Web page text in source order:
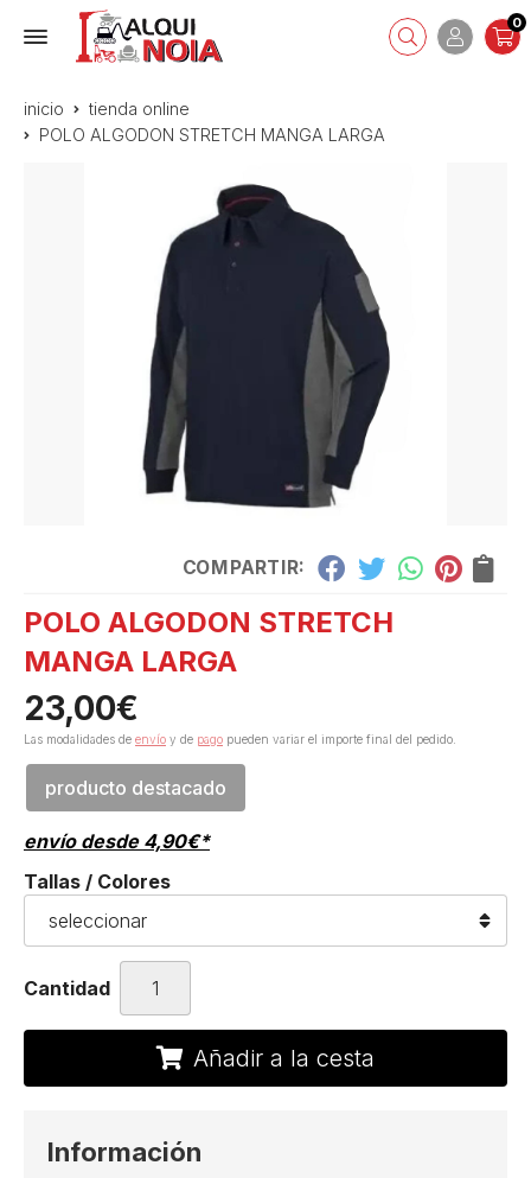
0
inicio
tienda online
POLO ALGODON STRETCH MANGA LARGA
COMPARTIR:
POLO ALGODON STRETCH
MANGA LARGA
23,00€
Las modalidades de envío y de pago pueden variar el importe final del pedido.
producto destacado
envío desde 4,90€*
Tallas / Colores
Cantidad
Añadir a la cesta
Información